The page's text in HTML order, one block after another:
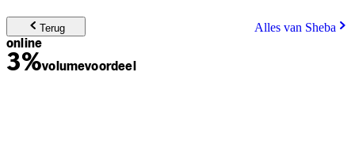
Terug Alles van Sheba
online
3%volumevoordeel